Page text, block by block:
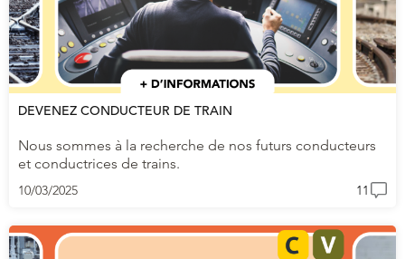
DEVENEZ CONDUCTEUR DE TRAIN
Nous sommes à la recherche de nos futurs conducteurs
et conductrices de trains.
10/03/2025 11